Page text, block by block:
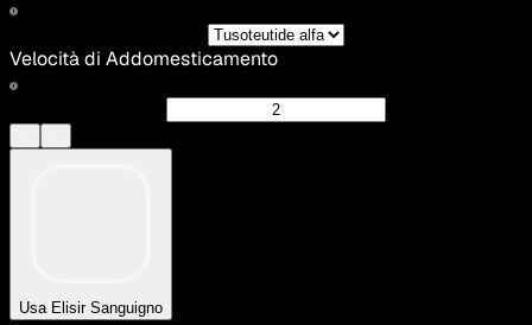
Velocità di Addomesticamento
Usa Elisir Sanguigno